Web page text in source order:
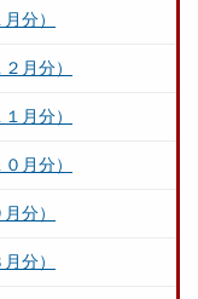
分）
月分）
月分）
月分）
分）
分）